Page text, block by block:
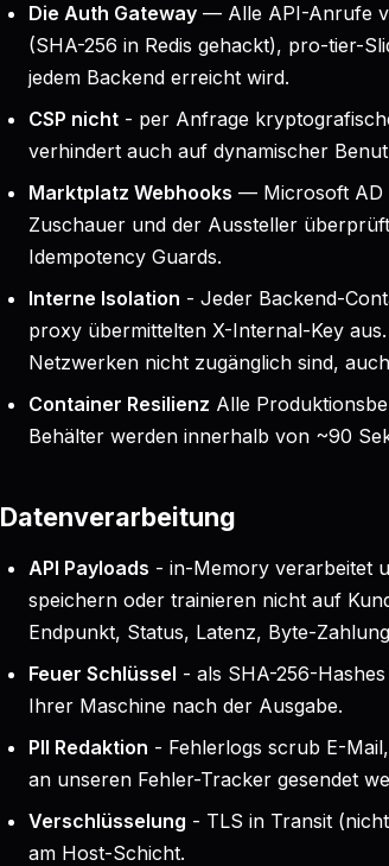
Die Auth Gateway — Alle API-Anrufe
(SHA-256 in Redis gehackt), pro-tier-
jedem Backend erreicht wird.
CSP nicht - per Anfrage
verhindert auch auf dynamischer
Marktplatz Webhooks — Microsoft AD
Zuschauer und der Aussteller
Idempotency Guards.
Interne Isolation - Jeder Backend-
proxy übermittelten X-Internal-Key aus.
Netzwerken nicht zugänglich sind,
Container Resilienz Alle
Behälter werden innerhalb von ~90
Datenverarbeitung
API Payloads - in-Memory verarbeitet
speichern oder trainieren nicht auf
Endpunkt, Status, Latenz, Byte-
Feuer Schlüssel - als SHA-256-
Ihrer Maschine nach der Ausgabe.
PII Redaktion - Fehlerlogs scrub E-
an unseren Fehler-Tracker gesendet
Verschlüsselung - TLS in Transit
am Host-Schicht.